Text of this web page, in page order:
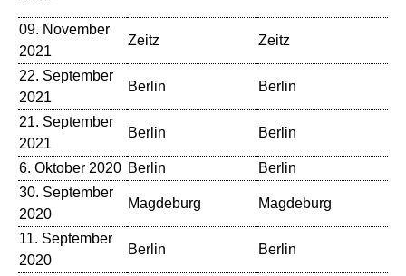
09. November
2021
Zeitz Zeitz
22. September
2021
Berlin Berlin
21. September
2021
Berlin Berlin
6. Oktober 2020 Berlin Berlin
30. September
2020
Magdeburg Magdeburg
11. September
2020
Berlin Berlin